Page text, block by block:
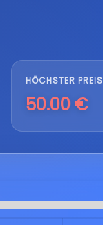
HÖCHSTER PREIS
50.00 €